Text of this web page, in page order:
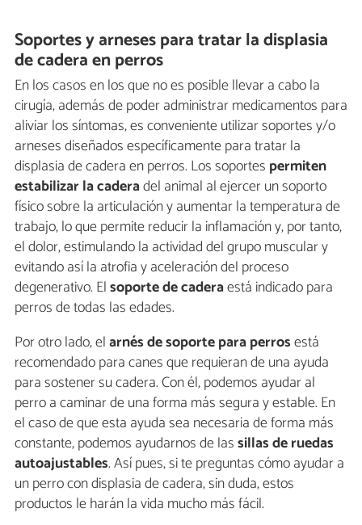
Soportes y arneses para tratar la displasia
de cadera en perros
En los casos en los que no es posible llevar a cabo la
cirugía, además de poder administrar medicamentos para
aliviar los síntomas, es conveniente utilizar soportes y/o
arneses diseñados específicamente para tratar la
displasia de cadera en perros. Los soportes permiten
estabilizar la caderadel animal al ejercer un soporto
físico sobre la articulación y aumentar la temperatura de
trabajo, lo que permite reducir la inflamación y, por tanto,
el dolor, estimulando la actividad del grupo muscular y
evitando así la atrofia y aceleración del proceso
degenerativo. Elsoporte de caderaestá indicado para
perros de todas las edades.
Por otro lado, elarnés de soporte para perrosestá
recomendado para canes que requieran de una ayuda
para sostener su cadera. Con él, podemos ayudar al
perro a caminar de una forma más segura y estable. En
el caso de que esta ayuda sea necesaria de forma más
constante, podemos ayudarnos de lassillas de ruedas
autoajustables. Así pues, si te preguntas cómo ayudar a
un perro con displasia de cadera, sin duda, estos
productos le harán la vida mucho más fácil.